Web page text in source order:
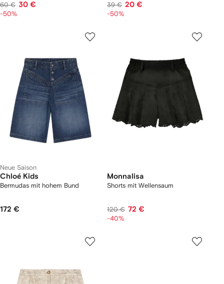
60 € 30 €
-50%
39 € 20 €
-50%
Neue Saison
Chloé Kids
Bermudas mit hohem Bund
172 €
Monnalisa
Shorts mit Wellensaum
120 € 72 €
-40%